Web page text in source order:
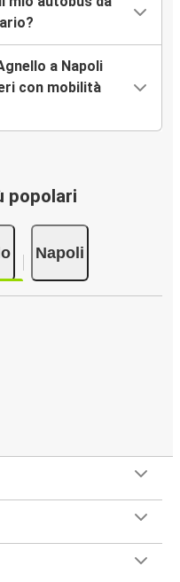
a Napoli
con mobilità
popolari
Napoli